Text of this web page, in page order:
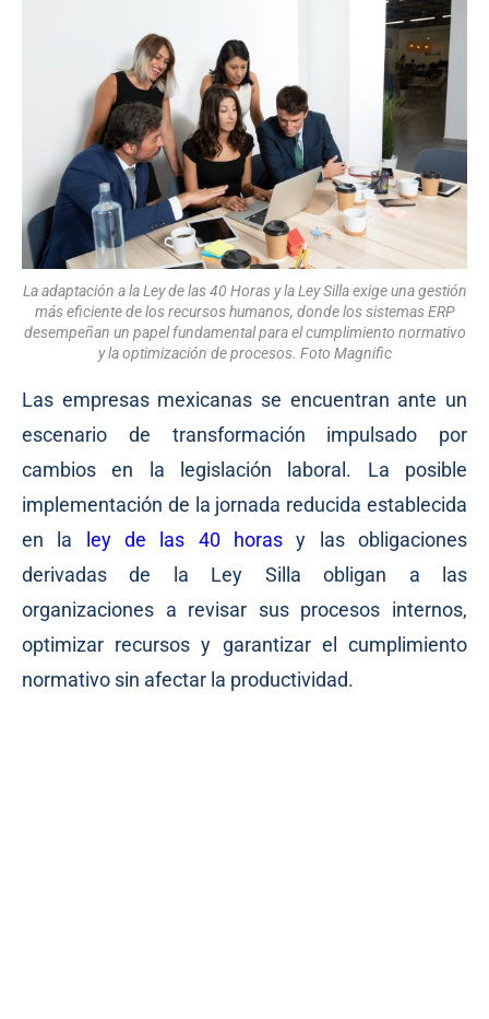
La adaptación a la Ley de las 40 Horas y la Ley Silla exige una gestión
más eficiente de los recursos humanos, donde los sistemas ERP
desempeñan un papel fundamental para el cumplimiento normativo
y la optimización de procesos. Foto Magnific
Las empresas mexicanas se encuentran ante un
escenario de transformación impulsado por
cambios en la legislación laboral. La posible
implementación de la jornada reducida establecida
en la
ley de las 40 horas y las obligaciones
derivadas de la Ley Silla obligan a las
organizaciones a revisar sus procesos internos,
optimizar recursos y garantizar el cumplimiento
normativo sin afectar la productividad.